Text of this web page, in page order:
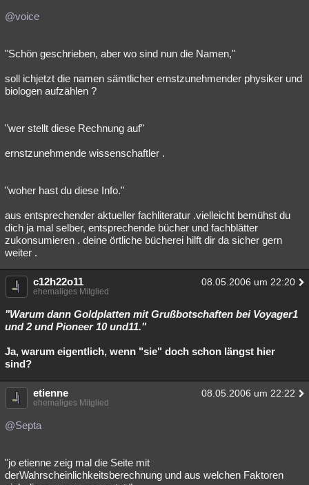
@voice
"Schön geschrieben, aber wo sind nun die Namen,"
soll ichjetzt die namen sämtlicher ernstzunehmender physiker und
biologen aufzählen ?
"wer stellt diese Rechnung auf"
ernstzunehmende wissenschaftler .
"woher hast du diese Info."
aus entsprechender aktueller fachliteratur .vielleicht bemühst du
dich ja mal selber, entsprechende bücher und fachblätter
zukonsumieren . deine örtliche bücherei hilft dir da sicher gern
weiter .
c12h22o11 08.05.2006 um 22:20
ehemaliges Mitglied
"Warum dann Goldplatten mit Grußbotschaften bei Voyager1
und 2 und Pioneer 10 und11."
Ja, warum eigentlich, wenn "sie" doch schon längst hier
sind?
etienne 08.05.2006 um 22:22
ehemaliges Mitglied
@Septa
"jo etienne zeig mal die Seite mit
derWahrscheinlichkeitsberechnung und aus welchen Faktoren